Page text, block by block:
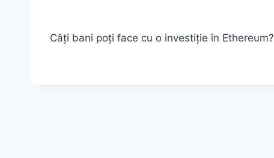
Câți bani poți face cu o investiție în Ethereum?